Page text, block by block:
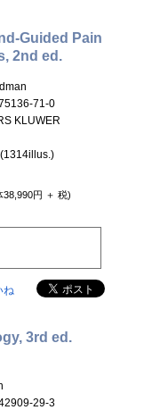
Guided Pain
2nd ed.
71-0
KLUWER
38,990円 ＋ 税)
ね
3rd ed.
29-3